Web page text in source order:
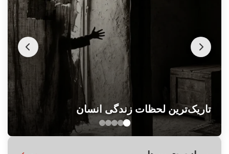
تاریک‌ترین لحظات زندگی انسان
پشت آن عبای سیاه